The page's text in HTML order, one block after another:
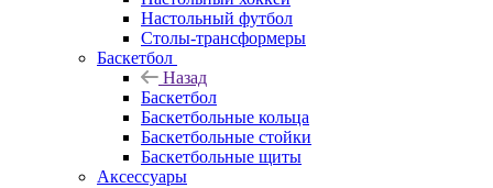
Настольный футбол
Столы-трансформеры
Баскетбол
Назад
Баскетбол
Баскетбольные кольца
Баскетбольные стойки
Баскетбольные щиты
Аксессуары